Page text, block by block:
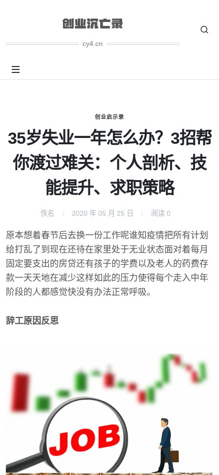
cy4.cn
创业启示录
35岁失业一年怎么办？3招帮
你渡过难关：个人剖析、技
能提升、求职策略
佚名 2020 年 05 月 25 日 阅读 0
原本想着春节后去换一份工作呢谁知疫情把所有计划
给打乱了到现在还待在家里处于无业状态面对着每月
固定要支出的房贷还有孩子的学费以及老人的药费存
款一天天地在减少这样如此的压力使得每个走入中年
阶段的人都感觉快没有办法正常呼吸。
辞工原因反思